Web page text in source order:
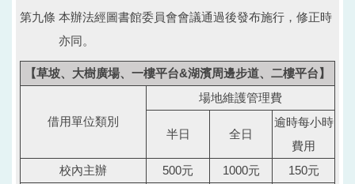
第九條 本辦法經圖書館委員會會議通過後發布施行，修正時
亦同。
【草坡、大樹廣場、一樓平台&湖濱周邊步道、二樓平台】
借用單位類別
場地維護管理費
半日 全日
逾時每小時
費用
校內主辦
500元 1000元
150元